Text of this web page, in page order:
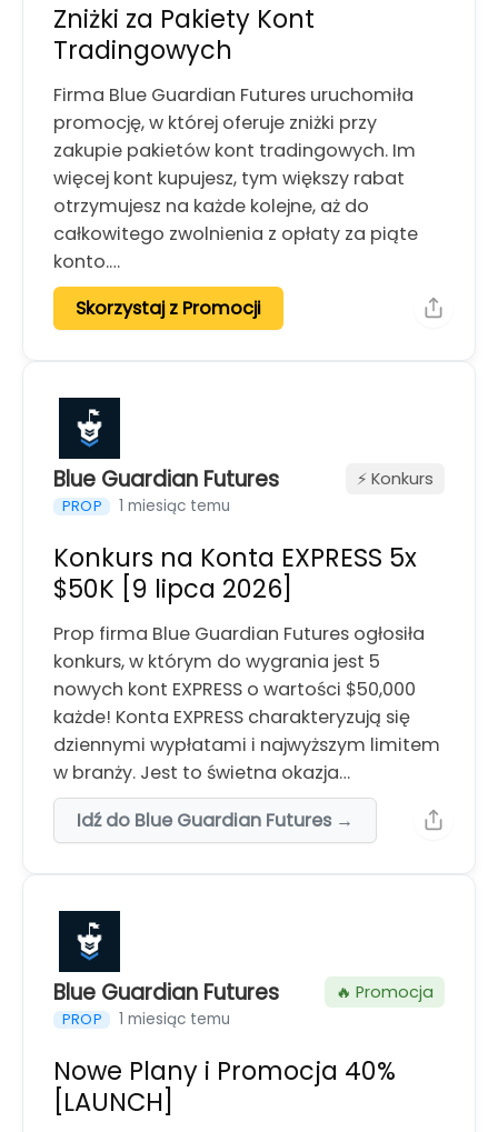
Zniżki za Pakiety Kont
Tradingowych
Firma Blue Guardian Futures uruchomiła
promocję, w której oferuje zniżki przy
zakupie pakietów kont tradingowych. Im
więcej kont kupujesz, tym większy rabat
otrzymujesz na każde kolejne, aż do
całkowitego zwolnienia z opłaty za piąte
konto.…
Skorzystaj z Promocji
Blue Guardian Futures
PROP 1 miesiąc temu
⚡️ Konkurs
Konkurs na Konta EXPRESS 5x
$50K [9 lipca 2026]
Prop firma Blue Guardian Futures ogłosiła
konkurs, w którym do wygrania jest 5
nowych kont EXPRESS o wartości $50,000
każde! Konta EXPRESS charakteryzują się
dziennymi wypłatami i najwyższym limitem
w branży. Jest to świetna okazja…
Idź do Blue Guardian Futures →
Blue Guardian Futures
PROP 1 miesiąc temu
🔥 Promocja
Nowe Plany i Promocja 40%
[LAUNCH]